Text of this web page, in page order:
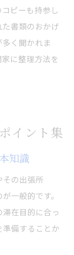
ピーも持参し
書類のおかげ
く聞かれま
に整理方法を
イント集
知識
その出張所
一般的です。
在目的に合っ
備することか